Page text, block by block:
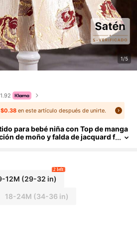
1/5
$0.38en este artículo después de unirte.
para bebé niña con Top de manga
de moño y falda de jacquard f
12M (29-32 in)
2 left
18-24M (34-36 in)